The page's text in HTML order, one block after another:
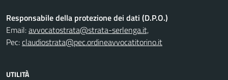
Responsabile della protezione dei dati (D.P.O.)
Email:avvocatostrata@strata-serlenga.it,
Pec:claudiostrata@pec.ordineavvocatitorino.it
UTILITÀ